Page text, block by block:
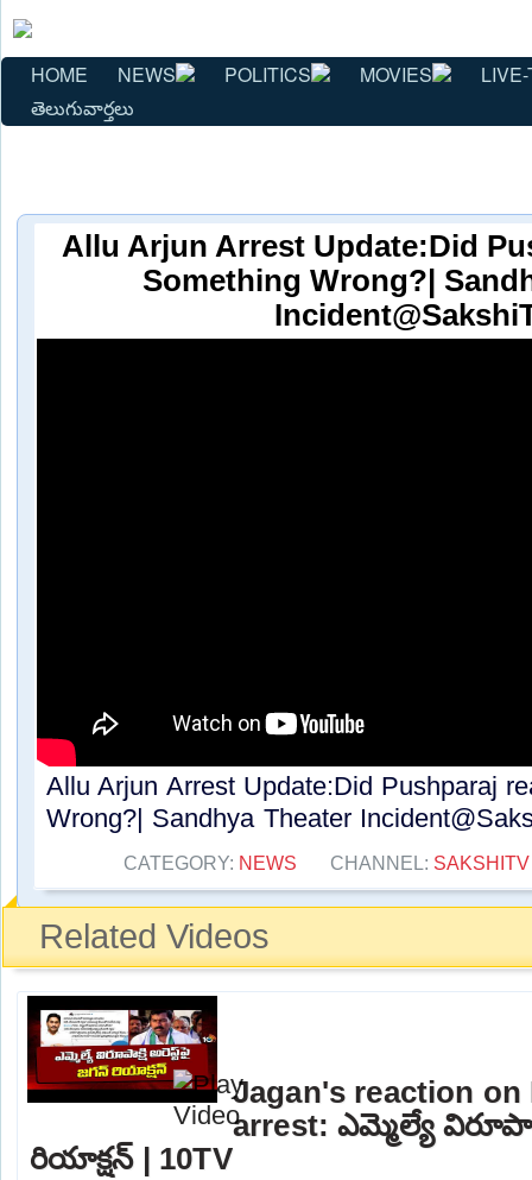
HOME NEWS POLITICS MOVIES
తెలుగువార్తలు
Allu Arjun Arrest Update:Did
Something Wrong?|
Allu Arjun Arrest Update:Did Pushparaj
Wrong?| Sandhya Theater
CATEGORY: NEWS CHANNEL: SAKSHITV
Related Videos
Jagan's reaction
arrest: ఎమ్మెల్యే
రియాక్షన్‌ | 10TV